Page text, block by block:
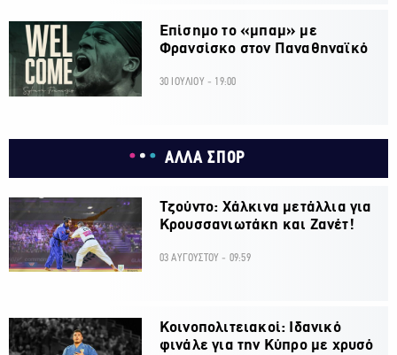
Επίσημο το «μπαμ» με
Φρανσίσκο στον Παναθηναϊκό
30 ΙΟΥΛΙΟΥ - 19:00
ΑΛΛΑ ΣΠΟΡ
Τζούντο: Χάλκινα μετάλλια για
Κρουσσανιωτάκη και Ζανέτ!
03 ΑΥΓΟΥΣΤΟΥ - 09:59
Κοινοπολιτειακοί: Ιδανικό
φινάλε για την Κύπρο με χρυσό